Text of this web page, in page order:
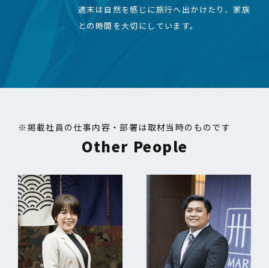
週末は自然を感じに旅行へ出かけたり、家族
との時間を大切にしています。
※掲載社員の仕事内容・部署は取材当時のものです
Other People